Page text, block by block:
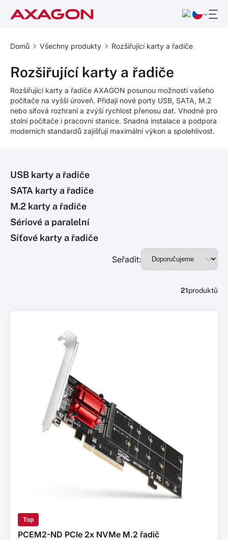
Domů Všechny produkty Rozšiřující karty a řadiče
Rozšiřující karty a řadiče
Rozšiřující karty a řadiče AXAGON posunou možnosti vašeho
počítače na vyšší úroveň. Přidají nové porty USB, SATA, M.2
nebo síťová rozhraní a zvýší rychlost přenosu dat. Vhodné pro
stolní počítače i pracovní stanice. Snadná instalace a podpora
moderních standardů zajišťují maximální výkon a spolehlivost.
USB karty a řadiče
SATA karty a řadiče
M.2 karty a řadiče
Sériové a paralelní
Síťové karty a řadiče
Seřadit:
21produktů
Top
PCEM2-ND PCIe 2x NVMe M.2 řadič